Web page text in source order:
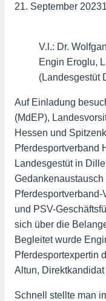
21. September 2023
V.l.: Dr.
Engin Eroglu,
(Landesgestüt
Auf Einladung
(MdEP),
Hessen und
Pferdesportverband
Landesgestüt in
und PSV-
sich über die
Begleitet wurde
Pferdesportexpertin
Altun,
Schnell stellte man